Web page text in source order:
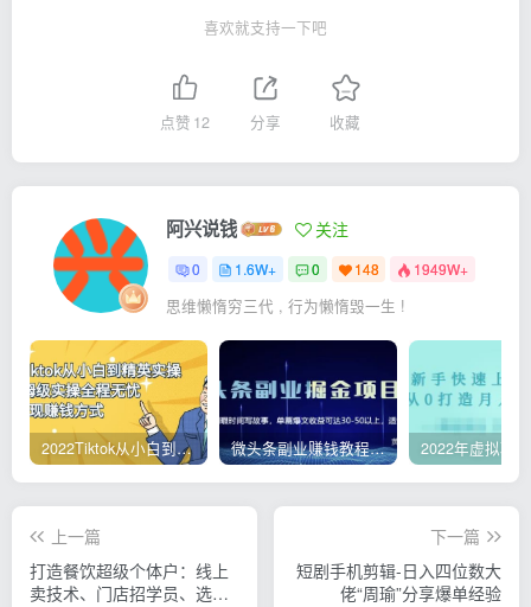
喜欢就支持一下吧
点赞 12 分享 收藏
阿兴说钱 关注
0 1.6W+ 0 148 1949W+
思维懒惰穷三代 , 行为懒惰毁一生 !
2022Tiktok从小白到精英实操，0-1保姆级实操全程无忧，多种变现赚钱方式 微头条副业赚钱教程，项目单号单天做到50-100+收益
上一篇
打造餐饮超级个体户：线上
卖技术、门店招学员、选品
下一篇
短剧手机剪辑-日入四位数大
佬“周瑜”分享爆单经验